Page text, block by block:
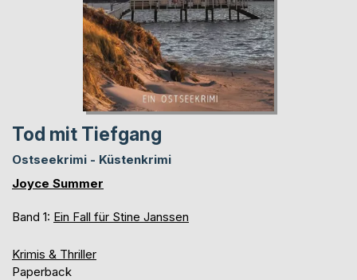
Tod mit Tiefgang
Ostseekrimi - Küstenkrimi
Joyce Summer
Band 1: Ein Fall für Stine Janssen
Krimis & Thriller
Paperback